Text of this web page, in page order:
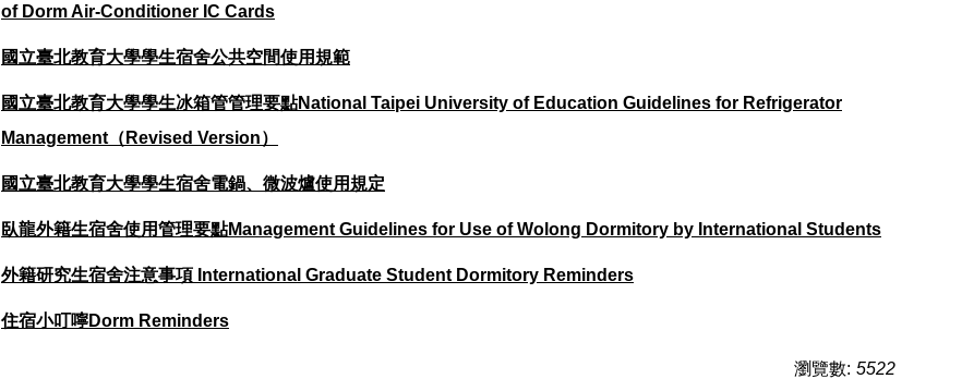
of Dorm Air-Conditioner IC Cards
國立臺北教育大學學生宿舍公共空間使用規範
國立臺北教育大學學生冰箱管管理要點National Taipei University of Education Guidelines for Refrigerator
Management（Revised Version）
國立臺北教育大學學生宿舍電鍋、微波爐使用規定
臥龍外籍生宿舍使用管理要點Management Guidelines for Use of Wolong Dormitory by International Students
外籍研究生宿舍注意事項 International Graduate Student Dormitory Reminders
住宿小叮嚀Dorm Reminders
瀏覽數: 5522